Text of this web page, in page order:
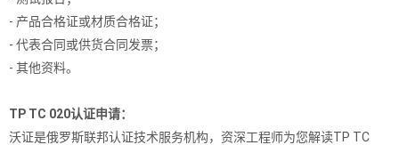
- 产品合格证或材质合格证；
- 代表合同或供货合同发票；
- 其他资料。
TP TC 020认证申请：
沃证是俄罗斯联邦认证技术服务机构，资深工程师为您解读TP TC